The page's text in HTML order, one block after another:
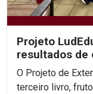
Projeto
resultados de
Educação
O Projeto de
terceiro livro,